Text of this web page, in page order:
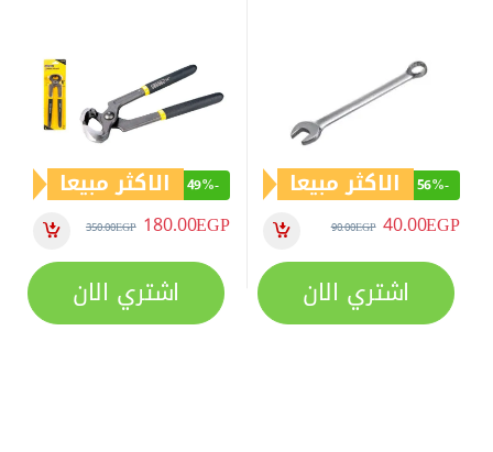
-
56% الاكثر مبيعا
40.00EGP
90.00EGP
اشتري الان
-
49% الاكثر مبيعا
180.00EGP
350.00EGP
اشتري الان